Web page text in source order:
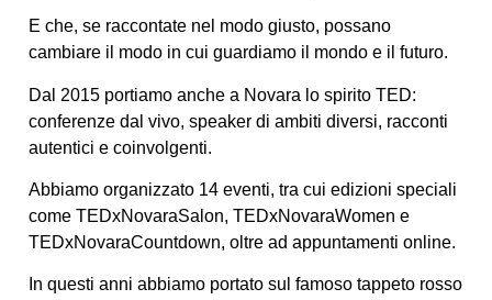
E che, se raccontate nel modo giusto, possano
cambiare il modo in cui guardiamo il mondo e il futuro.
Dal 2015 portiamo anche a Novara lo spirito TED:
conferenze dal vivo, speaker di ambiti diversi, racconti
autentici e coinvolgenti.
Abbiamo organizzato 14 eventi, tra cui edizioni speciali
come TEDxNovaraSalon, TEDxNovaraWomen e
TEDxNovaraCountdown, oltre ad appuntamenti online.
In questi anni abbiamo portato sul famoso tappeto rosso